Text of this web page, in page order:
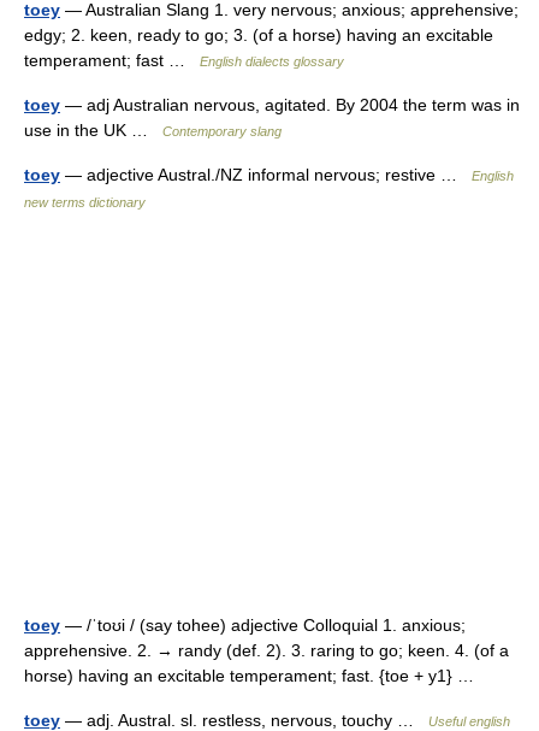
toey — Australian Slang 1. very nervous; anxious; apprehensive;
edgy; 2. keen, ready to go; 3. (of a horse) having an excitable
temperament; fast …
English dialects glossary
toey — adj Australian nervous, agitated. By 2004 the term was in
use in the UK …
Contemporary slang
toey — adjective Austral./NZ informal nervous; restive …
English
new terms dictionary
toey — /ˈtoʊi / (say tohee) adjective Colloquial 1. anxious;
apprehensive. 2. → randy (def. 2). 3. raring to go; keen. 4. (of a
horse) having an excitable temperament; fast. {toe + y1} …
toey — adj. Austral. sl. restless, nervous, touchy …
Useful english